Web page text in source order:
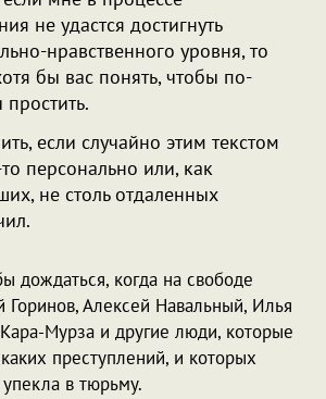
не удастся достигнуть
нравственного уровня, то
бы вас понять, чтобы по-
если случайно этим текстом
персонально или, как
не столь отдаленных
дождаться, когда на свободе
Горинов, Алексей Навальный, Илья
Мурза и другие люди, которые
преступлений, и которых
упекла в тюрьму.